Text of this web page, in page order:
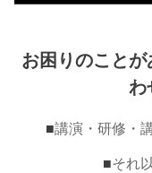
お困りのこと
わ
■講演・研修・
■それ